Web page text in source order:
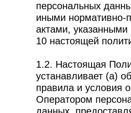
персональных
иными нормативно-
актами, указанными
10 настоящей
1.2. Настоящая
устанавливает (а)
правила и условия
Оператором